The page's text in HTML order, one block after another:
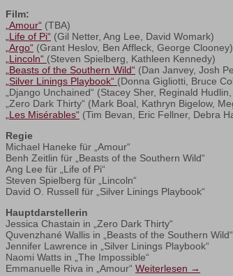
Film:
„Amour“ (TBA)
„Life of Pi“ (Gil Netter, Ang Lee, David Womark)
„Argo“ (Grant Heslov, Ben Affleck, George Clooney)
„Lincoln“ (Steven Spielberg, Kathleen Kennedy)
„Beasts of the Southern Wild“ (Dan Janvey, Josh
„Silver Linings Playbook“ (Donna Gigliotti, Bruce
„Django Unchained“ (Stacey Sher, Reginald
„Zero Dark Thirty“ (Mark Boal, Kathryn Bigelow,
„Les Misérables“ (Tim Bevan, Eric Fellner, Debra
Regie
Michael Haneke für „Amour“
Benh Zeitlin für „Beasts of the Southern Wild“
Ang Lee für „Life of Pi“
Steven Spielberg für „Lincoln“
David O. Russell für „Silver Linings Playbook“
Hauptdarstellerin
Jessica Chastain in „Zero Dark Thirty“
Quvenzhané Wallis in „Beasts of the Southern Wild“
Jennifer Lawrence in „Silver Linings Playbook“
Naomi Watts in „The Impossible“
Emmanuelle Riva in „Amour“ Weiterlesen →